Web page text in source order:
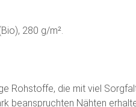
280 g/m².
Rohstoffe, die mit viel
beanspruchten Nähten